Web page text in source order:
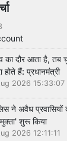
का दौर आता है, तब
होते हैं: प्रधानमंत्री
2026 15:33:07
ने अवैध प्रवासियों
शुरू किया
2026 12:11:11